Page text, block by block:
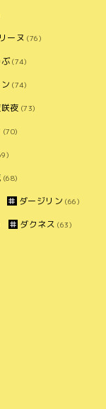
ーヌ (76)
(74)
(74)
夜 (73)
(70)
(68)
ダージリン (66)
ダクネス (63)